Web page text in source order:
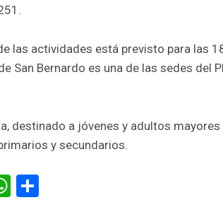
las actividades está previsto para las
San Bernardo es una de las sedes del
destinado a jóvenes y adultos
y secundarios.
WhatsApp